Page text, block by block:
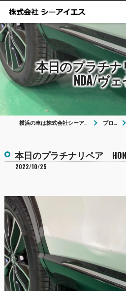
本日のプラチ
NDA/ヴ
横浜の車は株式会社シーアイエス ブログ
本日のプラチナリペア
2022/10/25